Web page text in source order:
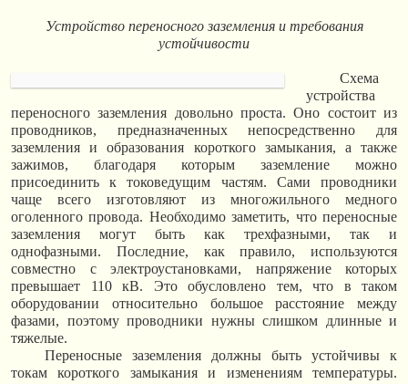
Устройство переносного заземления и требования
устойчивости
Схема
устройства
переносного заземления довольно проста. Оно состоит из
проводников, предназначенных непосредственно для
заземления и образования короткого замыкания, а также
зажимов, благодаря которым заземление можно
присоединить к токоведущим частям. Сами проводники
чаще всего изготовляют из многожильного медного
оголенного провода. Необходимо заметить, что переносные
заземления могут быть как трехфазными, так и
однофазными. Последние, как правило, используются
совместно с электроустановками, напряжение которых
превышает 110 кВ. Это обусловлено тем, что в таком
оборудовании относительно большое расстояние между
фазами, поэтому проводники нужны слишком длинные и
тяжелые.
Переносные заземления должны быть устойчивы к
токам короткого замыкания и изменениям температуры.